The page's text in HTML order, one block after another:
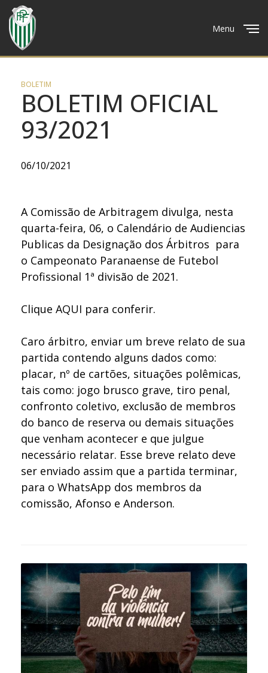
Menu
BOLETIM
BOLETIM OFICIAL
93/2021
06/10/2021
A Comissão de Arbitragem divulga, nesta
quarta-feira, 06, o Calendário de Audiencias
Publicas da Designação dos Árbitros para
o Campeonato Paranaense de Futebol
Profissional 1ª divisão de 2021.
Clique AQUI para conferir.
Caro árbitro, enviar um breve relato de sua
partida contendo alguns dados como:
placar, nº de cartões, situações polêmicas,
tais como: jogo brusco grave, tiro penal,
confronto coletivo, exclusão de membros
do banco de reserva ou demais situações
que venham acontecer e que julgue
necessário relatar. Esse breve relato deve
ser enviado assim que a partida terminar,
para o WhatsApp dos membros da
comissão, Afonso e Anderson.